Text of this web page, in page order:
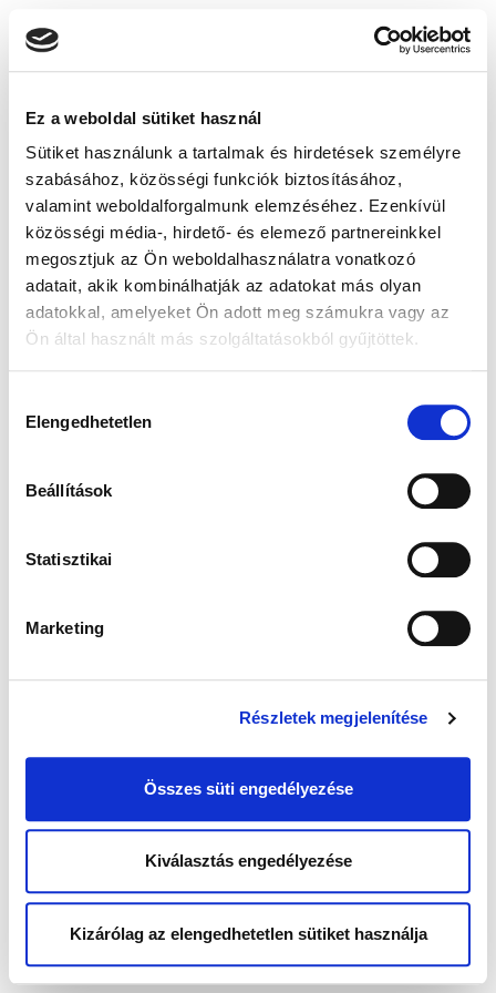
Ez a weboldal sütiket használ
Sütiket használunk a tartalmak és hirdetések személyre
szabásához, közösségi funkciók biztosításához,
valamint weboldalforgalmunk elemzéséhez. Ezenkívül
közösségi média-, hirdető- és elemező partnereinkkel
megosztjuk az Ön weboldalhasználatra vonatkozó
adatait, akik kombinálhatják az adatokat más olyan
adatokkal, amelyeket Ön adott meg számukra vagy az
Ön által használt más szolgáltatásokból gyűjtöttek.
kiválasztása
Elengedhetetlen
Beállítások
Statisztikai
Marketing
Részletek megjelenítése
Összes süti engedélyezése
Kiválasztás engedélyezése
Kizárólag az elengedhetetlen sütiket használja